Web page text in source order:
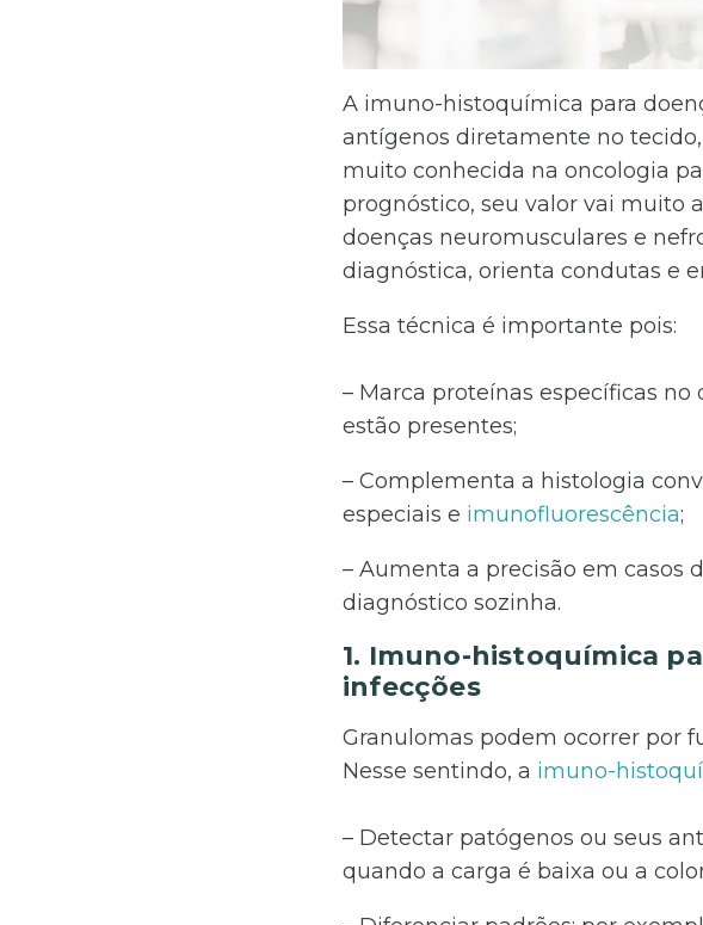
A imuno-histoquímica para
antígenos diretamente no
muito conhecida na oncologia
prognóstico, seu valor vai muito
doenças neuromusculares e
diagnóstica, orienta condutas e
Essa técnica é importante pois:
– Marca proteínas específicas
estão presentes;
– Complementa a histologia
especiais e imunofluorescência;
– Aumenta a precisão em casos
diagnóstico sozinha.
1. Imuno-histoquímica
infecções
Granulomas podem ocorrer por
Nesse sentindo, a imuno-
– Detectar patógenos ou seus
quando a carga é baixa ou a